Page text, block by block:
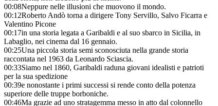
00:08Neppure nelle illusioni che muovono il mondo.
00:12Roberto Andò torna a dirigere Tony Servillo, Salvo Ficarra e
Valentino Picone
00:17in una storia legata a Garibaldi e al suo sbarco in Sicilia, in
Labaglio, nei cinema dal 16 gennaio.
00:25Una piccola storia semi sconosciuta nella grande storia
raccontata nel 1963 da Leonardo Sciascia.
00:33Siamo nel 1860, Garibaldi raduna giovani idealisti e patrioti
per la sua spedizione
00:39e nonostante i primi successi si rende conto della potenza
superiore delle truppe borboniche.
00:46Ma grazie ad uno stratagemma messo in atto dal colonnello